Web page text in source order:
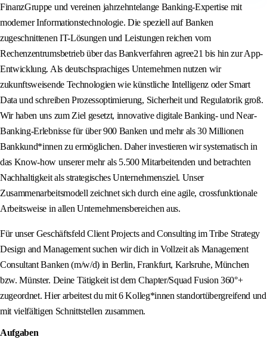
FinanzGruppe und vereinen jahrzehntelange Banking-Expertise mit
moderner Informationstechnologie. Die speziell auf Banken
zugeschnittenen IT-Lösungen und Leistungen reichen vom
Rechenzentrumsbetrieb über das Bankverfahren agree21 bis hin zur App-
Entwicklung. Als deutschsprachiges Unternehmen nutzen wir
zukunftsweisende Technologien wie künstliche Intelligenz oder Smart
Data und schreiben Prozessoptimierung, Sicherheit und Regulatorik groß.
Wir haben uns zum Ziel gesetzt, innovative digitale Banking- und Near-
Banking-Erlebnisse für über 900 Banken und mehr als 30 Millionen
Bankkund*innen zu ermöglichen. Daher investieren wir systematisch in
das Know-how unserer mehr als 5.500 Mitarbeitenden und betrachten
Nachhaltigkeit als strategisches Unternehmensziel. Unser
Zusammenarbeitsmodell zeichnet sich durch eine agile, crossfunktionale
Arbeitsweise in allen Unternehmensbereichen aus.
Für unser Geschäftsfeld Client Projects and Consulting im Tribe Strategy
Design and Management suchen wir dich in Vollzeit als Management
Consultant Banken (m/w/d) in Berlin, Frankfurt, Karlsruhe, München
bzw. Münster. Deine Tätigkeit ist dem Chapter/Squad Fusion 360°+
zugeordnet. Hier arbeitest du mit 6 Kolleg*innen standortübergreifend und
mit vielfältigen Schnittstellen zusammen.
Aufgaben